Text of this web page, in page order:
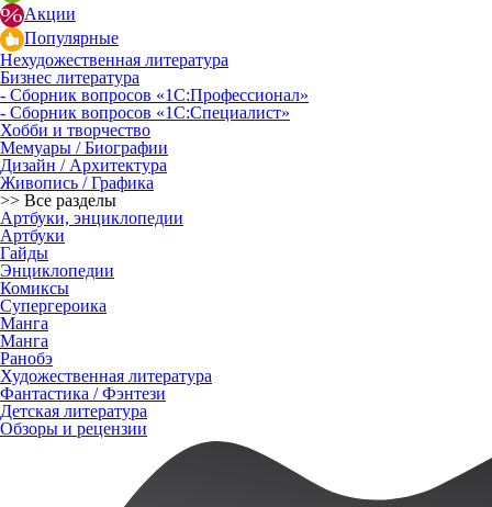
Акции
Популярные
Нехудожественная литература
Бизнес литература
- Сборник вопросов «1С:Профессионал»
- Сборник вопросов «1С:Специалист»
Хобби и творчество
Мемуары / Биографии
Дизайн / Архитектура
Живопись / Графика
>> Все разделы
Артбуки, энциклопедии
Артбуки
Гайды
Энциклопедии
Комиксы
Супергероика
Манга
Манга
Ранобэ
Художественная литература
Фантастика / Фэнтези
Детская литература
Обзоры и рецензии